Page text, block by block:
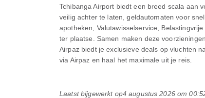
Tchibanga Airport biedt een breed scala aan
veilig achter te laten, geldautomaten voor
apotheken, Valutawisselservice,
ter plaatse. Samen maken deze
Airpaz biedt je exclusieve deals op vluchten
via Airpaz en haal het maximale uit je reis.
Laatst bijgewerkt op4 augustus 2026 om